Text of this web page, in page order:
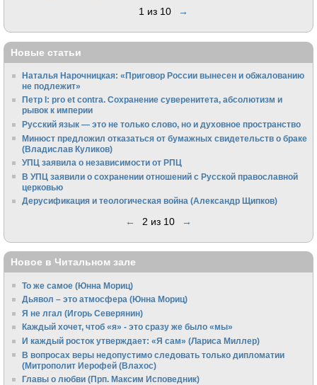
1 из 10 →
Новые статьи
Наталья Нарочницкая: «Приговор России вынесен и обжалованию
не подлежит»
Петр I: pro et contra. Сохранение суверенитета, абсолютизм и
рывок к империи
Русский язык — это не только слово, но и духовное пространство
Минюст предложил отказаться от бумажных свидетельств о браке
(Владислав Куликов)
УПЦ заявила о независимости от РПЦ
В УПЦ заявили о сохранении отношений с Русской православной
церковью
Дерусификация и теологическая война (Александр Щипков)
← 2 из 10 →
Новое в Читальном зале
То же самое (Юнна Мориц)
Дьявол – это атмосфера (Юнна Мориц)
Я не лгал (Игорь Северянин)
Каждый хочет, чтоб «я» - это сразу же было «мы»
И каждый росток утверждает: «Я сам» (Лариса Миллер)
В вопросах веры недопустимо следовать только дипломатии
(Митрополит Иерофей (Влахос)
Главы о любви (Прп. Максим Исповедник)